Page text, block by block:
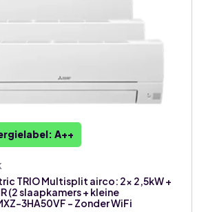
A++
TRIO Multisplit airco: 2x 2,5kW +
(2 slaapkamers + kleine
3HA50VF – Zonder WiFi